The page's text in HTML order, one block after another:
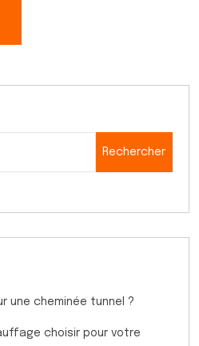
Rechercher
une cheminée tunnel ?
choisir pour votre